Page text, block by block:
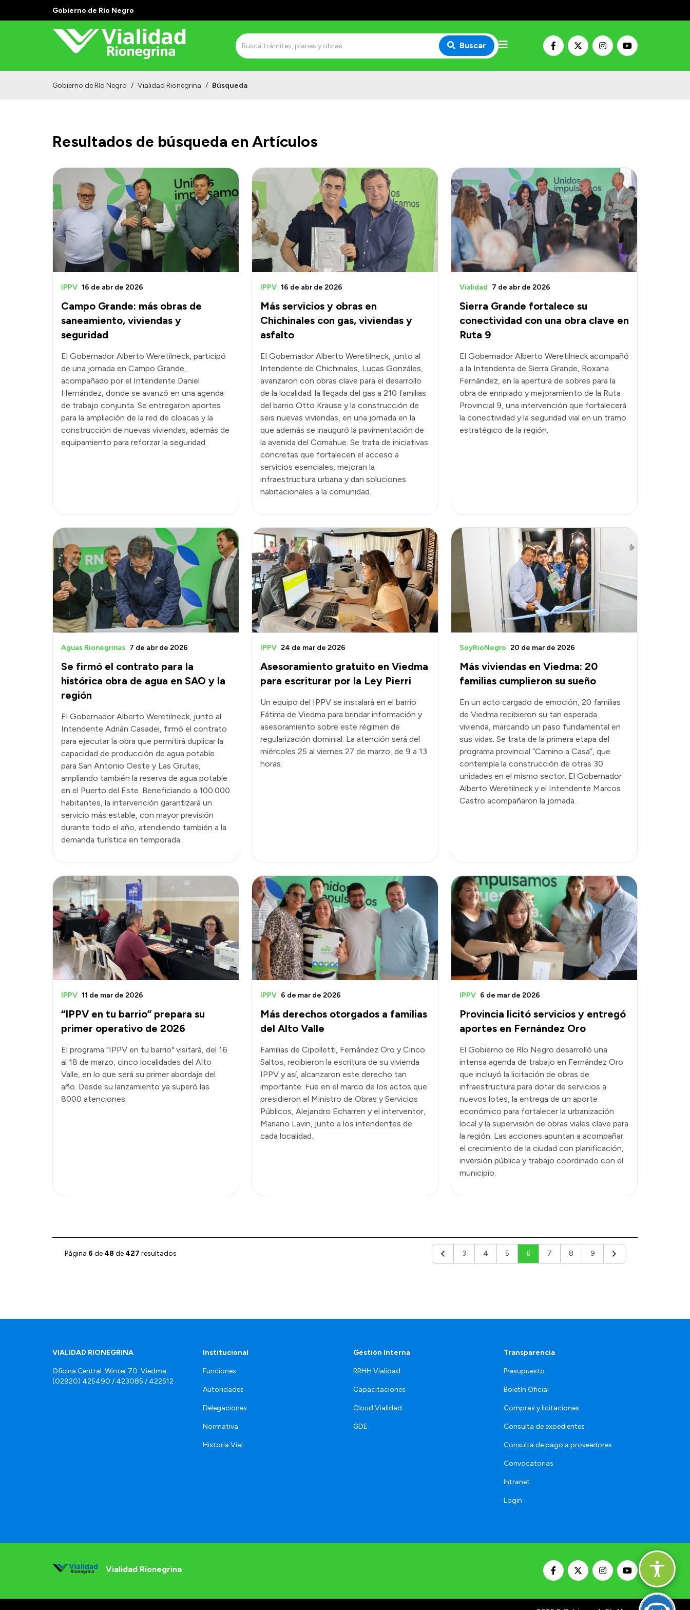
Gobierno de Río Negro
Buscar
Gobierno de Río Negro / Vialidad Rionegrina / Búsqueda
Resultados de búsqueda en Artículos
Campo Grande: más obras de
saneamiento, viviendas y
seguridad
IPPV 16 de abr de 2026
El Gobernador Alberto Weretilneck, participó
de una jornada en Campo Grande,
acompañado por el Intendente Daniel
Hernández, donde se avanzó en una agenda
de trabajo conjunta. Se entregaron aportes
para la ampliación de la red de cloacas y la
construcción de nuevas viviendas, además de
equipamiento para reforzar la seguridad.
Más servicios y obras en
Chichinales con gas, viviendas y
asfalto
IPPV 16 de abr de 2026
El Gobernador Alberto Weretilneck, junto al
Intendente de Chichinales, Lucas Gonzáles,
avanzaron con obras clave para el desarrollo
de la localidad: la llegada del gas a 210 familias
del barrio Otto Krause y la construcción de
seis nuevas viviendas, en una jornada en la
que además se inauguró la pavimentación de
la avenida del Comahue. Se trata de iniciativas
concretas que fortalecen el acceso a
servicios esenciales, mejoran la
infraestructura urbana y dan soluciones
habitacionales a la comunidad.
Sierra Grande fortalece su
conectividad con una obra clave en
Ruta 9
Vialidad 7 de abr de 2026
El Gobernador Alberto Weretilneck acompañó
a la Intendenta de Sierra Grande, Roxana
Fernández, en la apertura de sobres para la
obra de enripiado y mejoramiento de la Ruta
Provincial 9, una intervención que fortalecerá
la conectividad y la seguridad vial en un tramo
estratégico de la región.
Se firmó el contrato para la
histórica obra de agua en SAO y la
región
Aguas Rionegrinas 7 de abr de 2026
El Gobernador Alberto Weretilneck, junto al
Intendente Adrián Casadei, firmó el contrato
para ejecutar la obra que permitirá duplicar la
capacidad de producción de agua potable
para San Antonio Oeste y Las Grutas,
ampliando también la reserva de agua potable
en el Puerto del Este. Beneficiando a 100.000
habitantes, la intervención garantizará un
servicio más estable, con mayor previsión
durante todo el año, atendiendo también a la
demanda turística en temporada.
Asesoramiento gratuito en Viedma
para escriturar por la Ley Pierri
IPPV 24 de mar de 2026
Un equipo del IPPV se instalará en el barrio
Fátima de Viedma para brindar información y
asesoramiento sobre este régimen de
regularización dominial. La atención será del
miércoles 25 al viernes 27 de marzo, de 9 a 13
horas.
Más viviendas en Viedma: 20
familias cumplieron su sueño
SoyRioNegro 20 de mar de 2026
En un acto cargado de emoción, 20 familias
de Viedma recibieron su tan esperada
vivienda, marcando un paso fundamental en
sus vidas. Se trata de la primera etapa del
programa provincial “Camino a Casa”, que
contempla la construcción de otras 30
unidades en el mismo sector. El Gobernador
Alberto Weretilneck y el Intendente Marcos
Castro acompañaron la jornada.
“IPPV en tu barrio” prepara su
primer operativo de 2026
IPPV 11 de mar de 2026
El programa "IPPV en tu barrio" visitará, del 16
al 18 de marzo, cinco localidades del Alto
Valle, en lo que será su primer abordaje del
año. Desde su lanzamiento ya superó las
8000 atenciones.
Más derechos otorgados a familias
del Alto Valle
IPPV 6 de mar de 2026
Familias de Cipolletti, Fernández Oro y Cinco
Saltos, recibieron la escritura de su vivienda
IPPV y así, alcanzaron este derecho tan
importante. Fue en el marco de los actos que
presidieron el Ministro de Obras y Servicios
Públicos, Alejandro Echarren y el interventor,
Mariano Lavin, junto a los intendentes de
cada localidad.
Provincia licitó servicios y entregó
aportes en Fernández Oro
IPPV 6 de mar de 2026
El Gobierno de Río Negro desarrolló una
intensa agenda de trabajo en Fernández Oro
que incluyó la licitación de obras de
infraestructura para dotar de servicios a
nuevos lotes, la entrega de un aporte
económico para fortalecer la urbanización
local y la supervisión de obras viales clave para
la región. Las acciones apuntan a acompañar
el crecimiento de la ciudad con planificación,
inversión pública y trabajo coordinado con el
municipio.
Página 6 de 48 de 427 resultados Anterior
3 4 5 6 7 8 9 Siguiente
VIALIDAD RIONEGRINA
Oficina Central: Winter 70. Viedma.
(02920) 425490 / 423085 / 422512
Institucional
Funciones
Autoridades
Delegaciones
Normativa
Historia Vial
Gestión Interna
RRHH Vialidad
Capacitaciones
Cloud Vialidad
GDE
Transparencia
Presupuesto
Boletín Oficial
Compras y licitaciones
Consulta de expedientes
Consulta de pago a proveedores
Convocatorias
Intranet
Login
Vialidad Rionegrina